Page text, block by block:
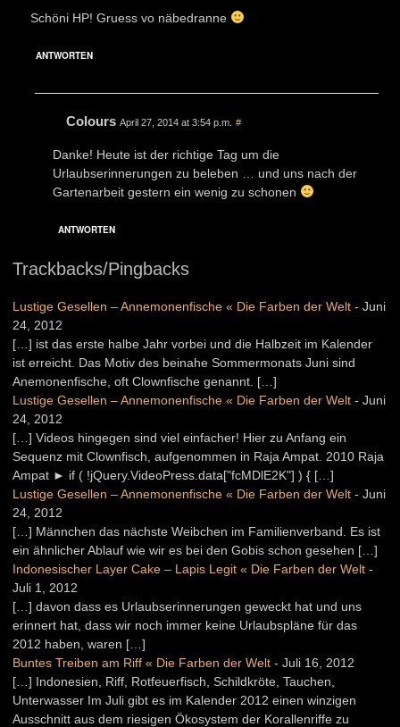
Schöni HP! Gruess vo näbedranne
ANTWORTEN
Colours April 27, 2014 at 3:54 p.m. #
Danke! Heute ist der richtige Tag um die
Urlaubserinnerungen zu beleben … und uns nach der
Gartenarbeit gestern ein wenig zu schonen
ANTWORTEN
Trackbacks/Pingbacks
Lustige Gesellen – Annemonenfische « Die Farben der Welt - Juni
24, 2012
[…] ist das erste halbe Jahr vorbei und die Halbzeit im Kalender
ist erreicht. Das Motiv des beinahe Sommermonats Juni sind
Anemonenfische, oft Clownfische genannt. […]
Lustige Gesellen – Annemonenfische « Die Farben der Welt - Juni
24, 2012
[…] Videos hingegen sind viel einfacher! Hier zu Anfang ein
Sequenz mit Clownfisch, aufgenommen in Raja Ampat. 2010 Raja
Ampat ► if ( !jQuery.VideoPress.data["fcMDlE2K"] ) { […]
Lustige Gesellen – Annemonenfische « Die Farben der Welt - Juni
24, 2012
[…] Männchen das nächste Weibchen im Familienverband. Es ist
ein ähnlicher Ablauf wie wir es bei den Gobis schon gesehen […]
Indonesischer Layer Cake – Lapis Legit « Die Farben der Welt -
Juli 1, 2012
[…] davon dass es Urlaubserinnerungen geweckt hat und uns
erinnert hat, dass wir noch immer keine Urlaubspläne für das
2012 haben, waren […]
Buntes Treiben am Riff « Die Farben der Welt - Juli 16, 2012
[…] Indonesien, Riff, Rotfeuerfisch, Schildkröte, Tauchen,
Unterwasser Im Juli gibt es im Kalender 2012 einen winzigen
Ausschnitt aus dem riesigen Ökosystem der Korallenriffe zu